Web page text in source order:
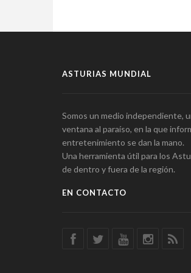
ASTURIAS MUNDIAL
Somos un medio independiente,
ventana al paraíso, en la que
entretenimiento se dan la mano.
Una herramienta útil para los
de dentro y fuera de la región.
EN CONTACTO